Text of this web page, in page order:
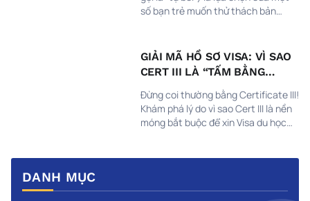
số bạn trẻ muốn thử thách bản
khắt khe từ Lãnh sự quán, không ít
bạn đã phải dừng lại giấc mơ chỉ vì
những sai sót nhỏ.
GIẢI MÃ HỒ SƠ VISA: VÌ SAO
CERT III LÀ “TẤM BẰNG
Đừng coi thường bằng Certificate III!
Khám phá lý do vì sao Cert III là nền
móng bắt buộc để xin Visa du học
DANH MỤC